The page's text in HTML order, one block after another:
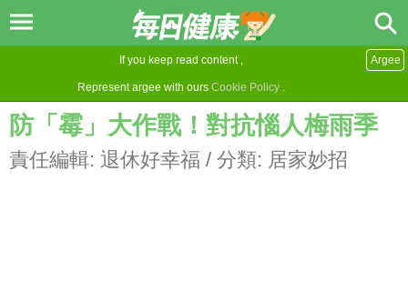
If you keep read content ,
Represent argee with ours Cookie Policy .
Argee
防「霉」大作戰！對抗惱人梅雨季
責任編輯: 退休好幸福 / 分類: 居家妙招